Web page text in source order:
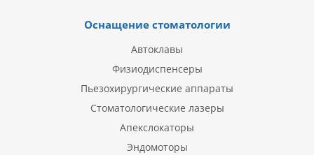
Оснащение стоматологии
Автоклавы
Физиодиспенсеры
Пьезохирургические аппараты
Стоматологические лазеры
Апекслокаторы
Эндомоторы